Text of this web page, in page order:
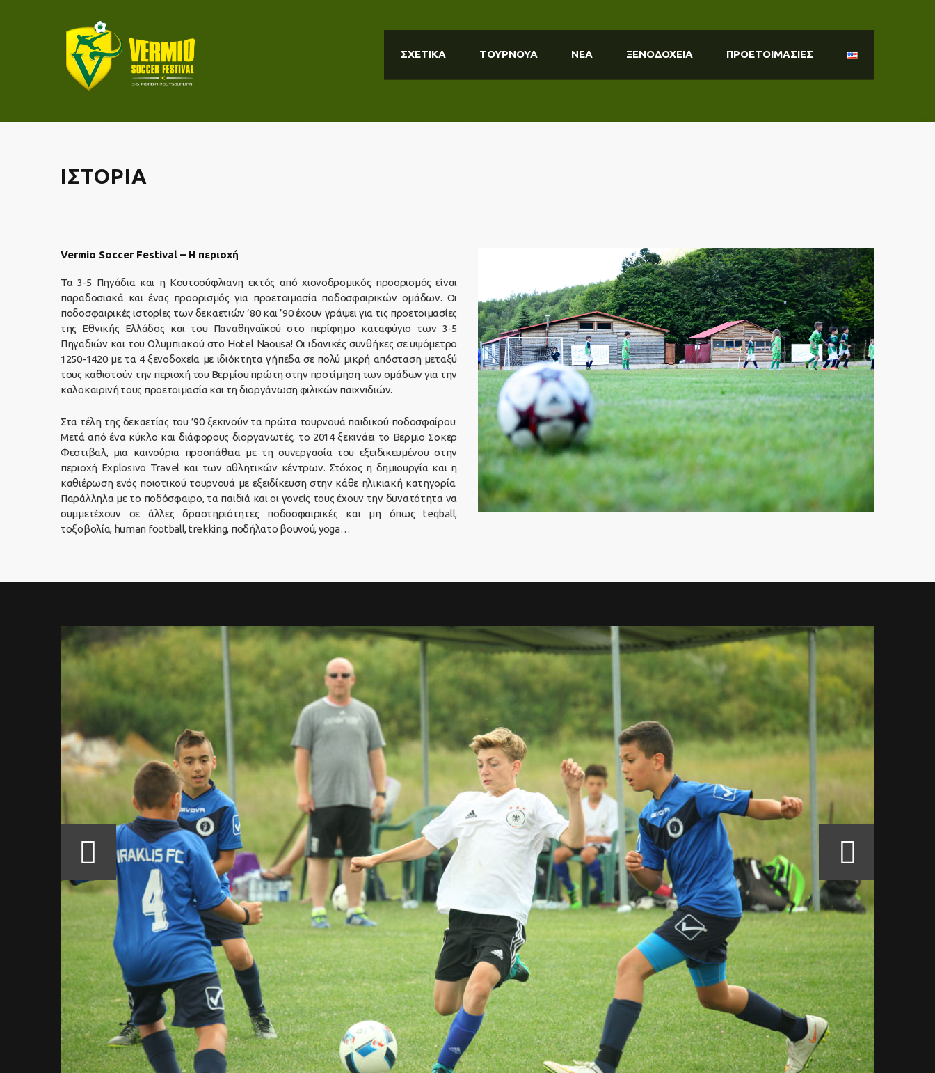
ΣΧΕΤΙΚΑ ΤΟΥΡΝΟΥΑ ΝΕΑ ΞΕΝΟΔΟΧΕΙΑ ΠΡΟΕΤΟΙΜΑΣΙΕΣ
ΙΣΤΟΡΊΑ
Vermio Soccer Festival – Η περιοχή
Τα 3-5 Πηγάδια και η Κουτσούφλιανη εκτός από χιονοδρομικός προορισμός είναι
παραδοσιακά και ένας προορισμός για προετοιμασία ποδοσφαιρικών ομάδων. Οι
ποδοσφαιρικές ιστορίες των δεκαετιών ’80 και ’90 έχουν γράψει για τις προετοιμασίες
της Εθνικής Ελλάδος και του Παναθηναϊκού στο περίφημο καταφύγιο των 3-5
Πηγαδιών και του Ολυμπιακού στο Hotel Naousa! Οι ιδανικές συνθήκες σε υψόμετρο
1250-1420 με τα 4 ξενοδοχεία με ιδιόκτητα γήπεδα σε πολύ μικρή απόσταση μεταξύ
τους καθιστούν την περιοχή του Βερμίου πρώτη στην προτίμηση των ομάδων για την
καλοκαιρινή τους προετοιμασία και τη διοργάνωση φιλικών παιχνιδιών.
Στα τέλη της δεκαετίας του ’90 ξεκινούν τα πρώτα τουρνουά παιδικού ποδοσφαίρου.
Μετά από ένα κύκλο και διάφορους διοργανωτές, το 2014 ξεκινάει το Βερμιο Σοκερ
Φεστιβαλ, μια καινούρια προσπάθεια με τη συνεργασία του εξειδικευμένου στην
περιοχή Explosivo Travel και των αθλητικών κέντρων. Στόχος η δημιουργία και η
καθιέρωση ενός ποιοτικού τουρνουά με εξειδίκευση στην κάθε ηλικιακή κατηγορία.
Παράλληλα με το ποδόσφαιρο, τα παιδιά και οι γονείς τους έχουν την δυνατότητα να
συμμετέχουν σε άλλες δραστηριότητες ποδοσφαιρικές και μη όπως teqball,
τοξοβολία, human football, trekking, ποδήλατο βουνού, yoga…